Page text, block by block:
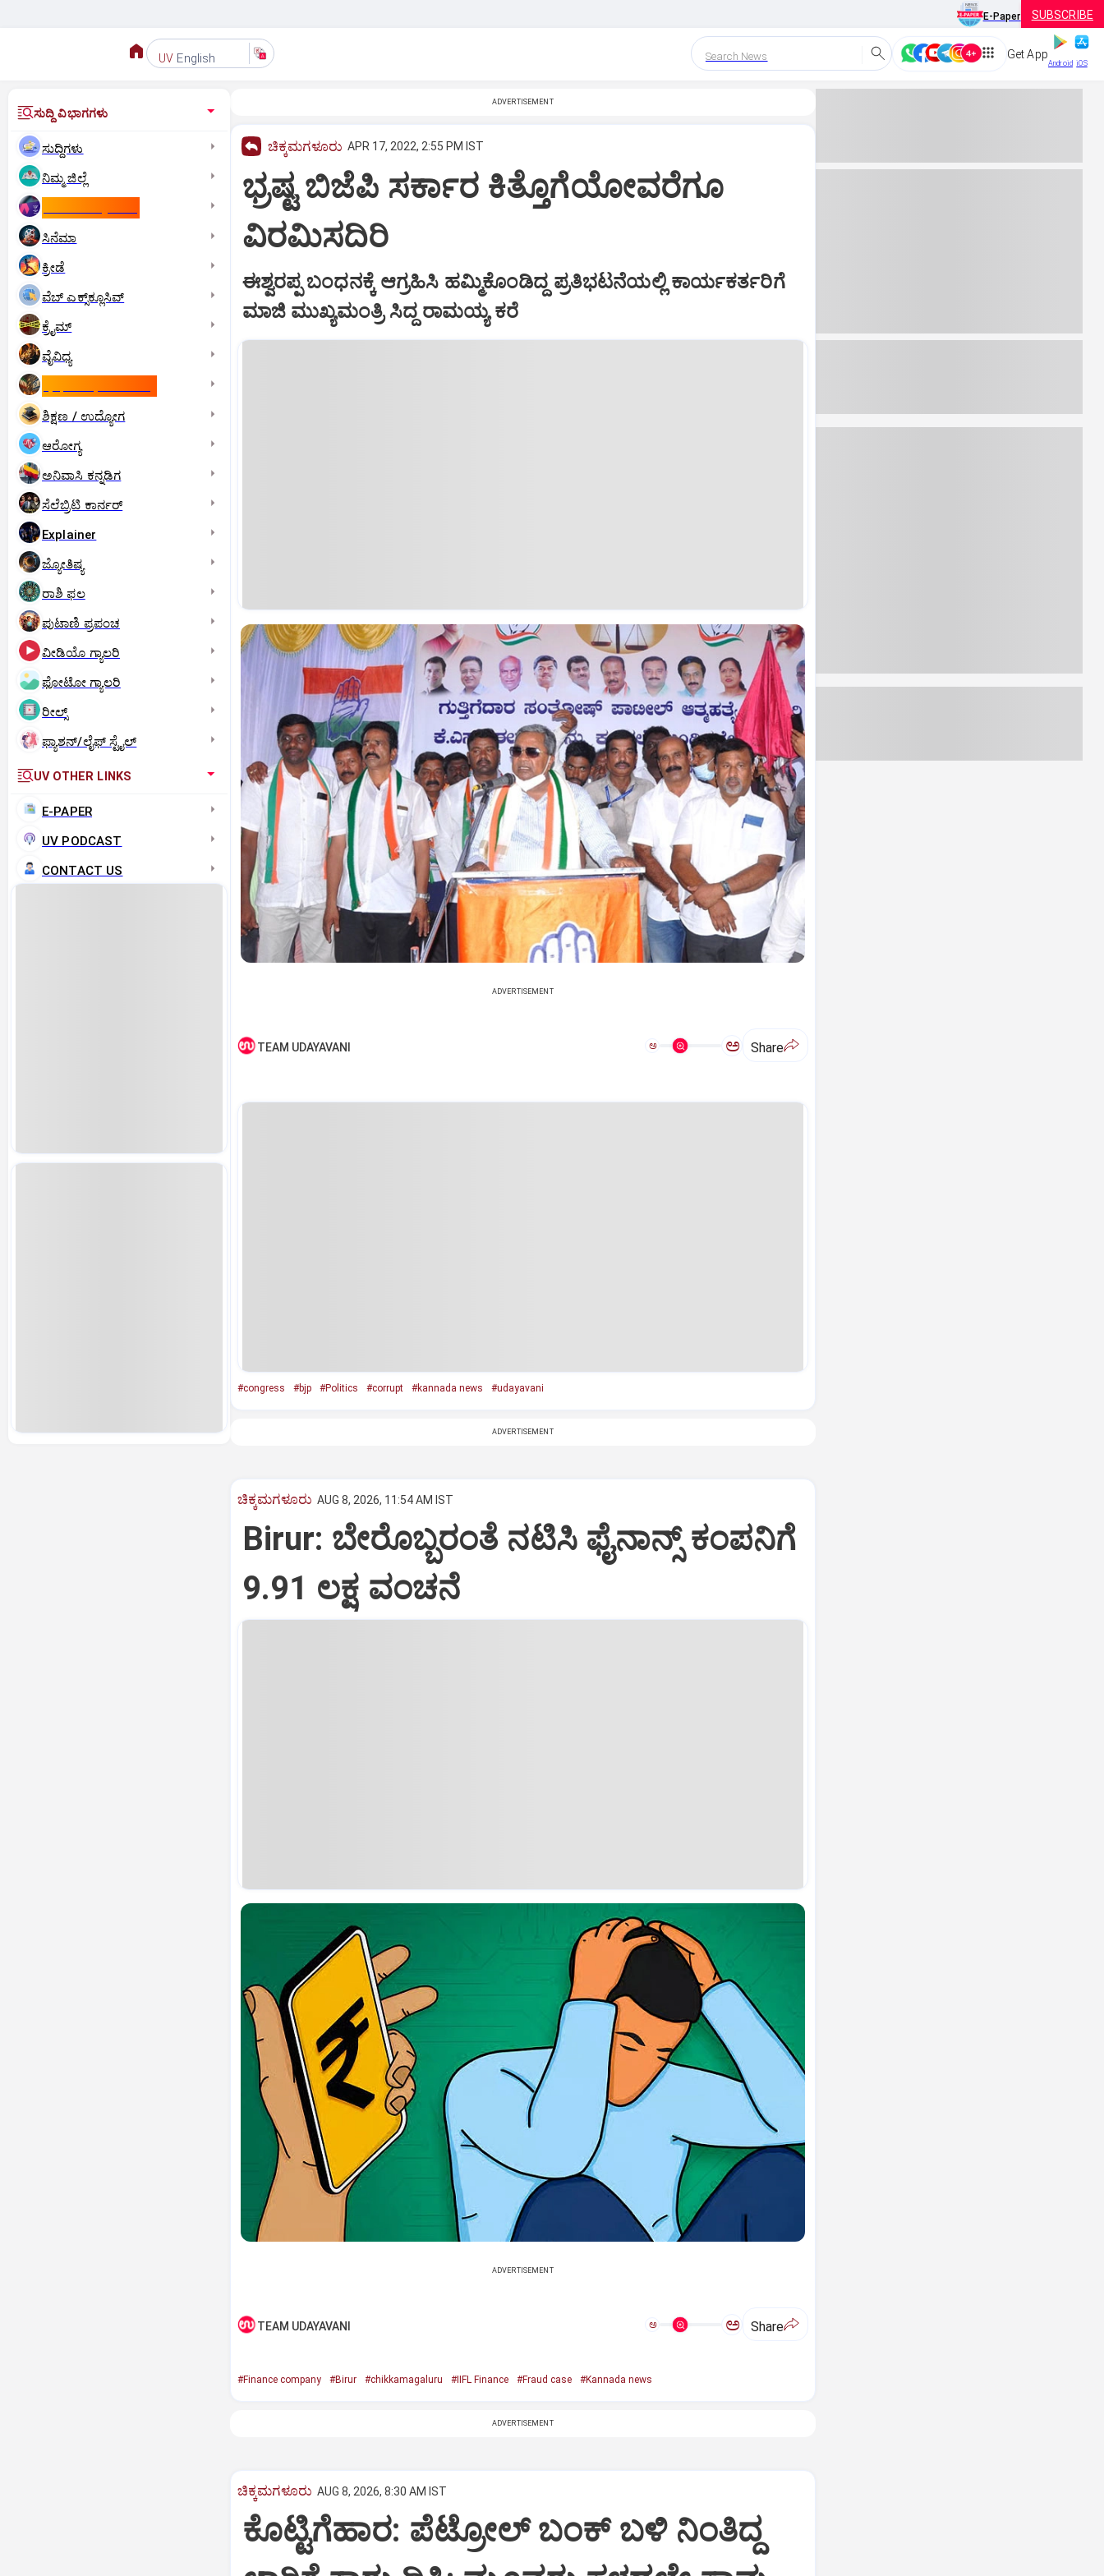
E-Paper SUBSCRIBE
UV English Search News Get App
Android iOS
ಸುದ್ದಿ ವಿಭಾಗಗಳು
ಸುದ್ದಿಗಳು
ನಿಮ್ಮ ಜಿಲ್ಲೆ
ಸಿನೆಮಾ
ಕ್ರೀಡೆ
ವೆಬ್ ಎಕ್ಸ್‌ಕ್ಲೂಸಿವ್
ಕ್ರೈಮ್
ವೈವಿಧ್ಯ
ಶಿಕ್ಷಣ / ಉದ್ಯೋಗ
ಆರೋಗ್ಯ
ಅನಿವಾಸಿ ಕನ್ನಡಿಗ
ಸೆಲೆಬ್ರಿಟಿ ಕಾರ್ನರ್‌
Explainer
ಜ್ಯೋತಿಷ್ಯ
ರಾಶಿ ಫಲ
ಪುಟಾಣಿ ಪ್ರಪಂಚ
ವೀಡಿಯೊ ಗ್ಯಾಲರಿ
ಫೋಟೋ ಗ್ಯಾಲರಿ
ರೀಲ್ಸ್
ಫ್ಯಾಶನ್/ಲೈಫ್‌ ಸ್ಟೈಲ್
UV OTHER LINKS
E-PAPER
UV PODCAST
CONTACT US
ADVERTISEMENT
ಚಿಕ್ಕಮಗಳೂರು APR 17, 2022, 2:55 PM IST
ಭ್ರಷ್ಟ ಬಿಜೆಪಿ ಸರ್ಕಾರ ಕಿತ್ತೊಗೆಯೋವರೆಗೂ
ವಿರಮಿಸದಿರಿ
ಈಶ್ವರಪ್ಪ ಬಂಧನಕ್ಕೆ ಆಗ್ರಹಿಸಿ ಹಮ್ಮಿಕೊಂಡಿದ್ದ ಪ್ರತಿಭಟನೆಯಲ್ಲಿ ಕಾರ್ಯಕರ್ತರಿಗೆ
ಮಾಜಿ ಮುಖ್ಯಮಂತ್ರಿ ಸಿದ್ದ ರಾಮಯ್ಯ ಕರೆ
ADVERTISEMENT
TEAM UDAYAVANI ಅ ಅ Share
#congress #bjp #Politics #corrupt #kannada news #udayavani
ADVERTISEMENT
ಚಿಕ್ಕಮಗಳೂರು AUG 8, 2026, 11:54 AM IST
Birur: ಬೇರೊಬ್ಬರಂತೆ ನಟಿಸಿ ಫೈನಾನ್ಸ್ ಕಂಪನಿಗೆ
9.91 ಲಕ್ಷ ವಂಚನೆ
ADVERTISEMENT
TEAM UDAYAVANI ಅ ಅ Share
#Finance company #Birur #chikkamagaluru #IIFL Finance #Fraud case #Kannada news
ADVERTISEMENT
ಚಿಕ್ಕಮಗಳೂರು AUG 8, 2026, 8:30 AM IST
ಕೊಟ್ಟಿಗೆಹಾರ: ಪೆಟ್ರೋಲ್ ಬಂಕ್ ಬಳಿ ನಿಂತಿದ್ದ